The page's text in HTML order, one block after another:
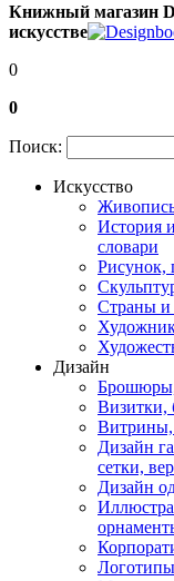
Книжный магазин
искусстве
0
0
Поиск:
Искусство
История
словари
Рисунок,
Страны и
Дизайн
Брошюры,
Визитки,
Витрины,
Дизайн
сетки,
Дизайн
Логотипы